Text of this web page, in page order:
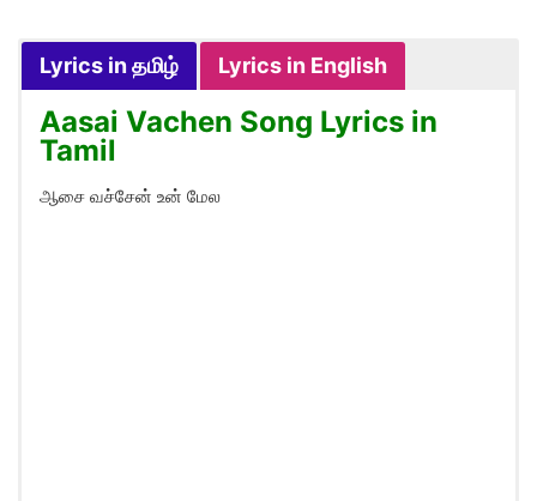
Lyrics in தமிழ் Lyrics in English
Aasai Vachen Song Lyrics in
Tamil
ஆசை வச்சேன் உன் மேல